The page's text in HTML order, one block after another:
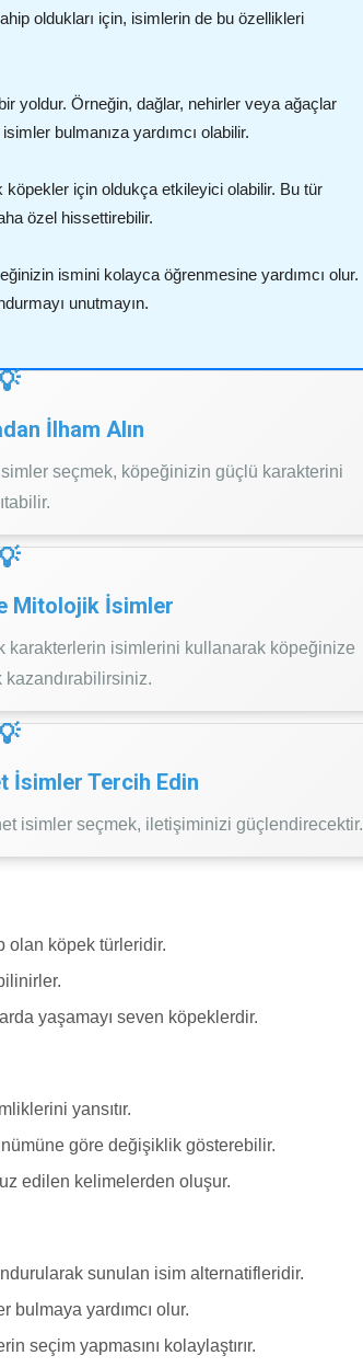
oldukları için, isimlerin de bu özellikleri
yoldur. Örneğin, dağlar, nehirler veya ağaçlar
bulmanıza yardımcı olabilir.
köpekler için oldukça etkileyici olabilir. Bu tür
özel hissettirebilir.
ismini kolayca öğrenmesine yardımcı olur.
unutmayın.
İlham Alın
seçmek, köpeğinizin güçlü karakterini
Mitolojik İsimler
isimlerini kullanarak köpeğinize
İsimler Tercih Edin
isimler seçmek, iletişiminizi güçlendirecektir.
olan köpek türleridir.
yaşamayı seven köpeklerdir.
yansıtır.
göre değişiklik gösterebilir.
edilen kelimelerden oluşur.
sunulan isim alternatifleridir.
bulmaya yardımcı olur.
seçim yapmasını kolaylaştırır.